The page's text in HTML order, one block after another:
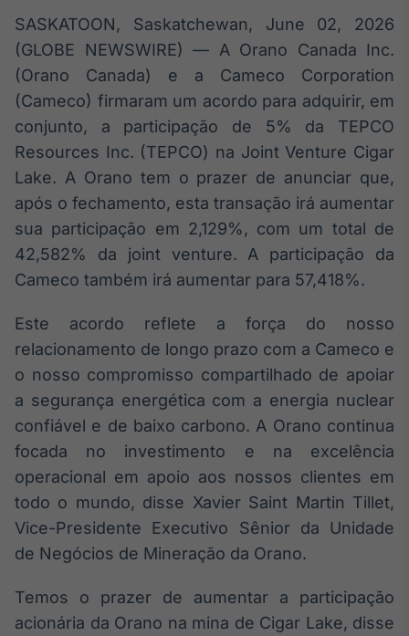
política em
tempo real
Broadcast
Energia
O setor de
energia elétrica
no Brasil
Broadcast
White Label
Plataforma para
conteúdos
personalizados
Soluções de Dados
e Conteúdos
OTC
Plataforma para
negociação de
Broadcast
APIs para
conteúdos e
SASKATOON, Saskatchewan, June 02, 2026
(GLOBE NEWSWIRE) — A Orano Canada Inc.
(Orano Canada) e a Cameco Corporation
(Cameco) firmaram um acordo para adquirir, em
conjunto, a participação de 5% da TEPCO
Resources Inc. (TEPCO) na Joint Venture Cigar
Lake. A Orano tem o prazer de anunciar que,
após o fechamento, esta transação irá aumentar
sua participação em 2,129%, com um total de
42,582% da joint venture. A participação da
Cameco também irá aumentar para 57,418%.
Este acordo reflete a força do nosso
relacionamento de longo prazo com a Cameco e
o nosso compromisso compartilhado de apoiar
a segurança energética com a energia nuclear
confiável e de baixo carbono. A Orano continua
focada no investimento e na excelência
operacional em apoio aos nossos clientes em
todo o mundo, disse Xavier Saint Martin Tillet,
Vice-Presidente Executivo Sênior da Unidade
de Negócios de Mineração da Orano.
Temos o prazer de aumentar a participação
acionária da Orano na mina de Cigar Lake, disse